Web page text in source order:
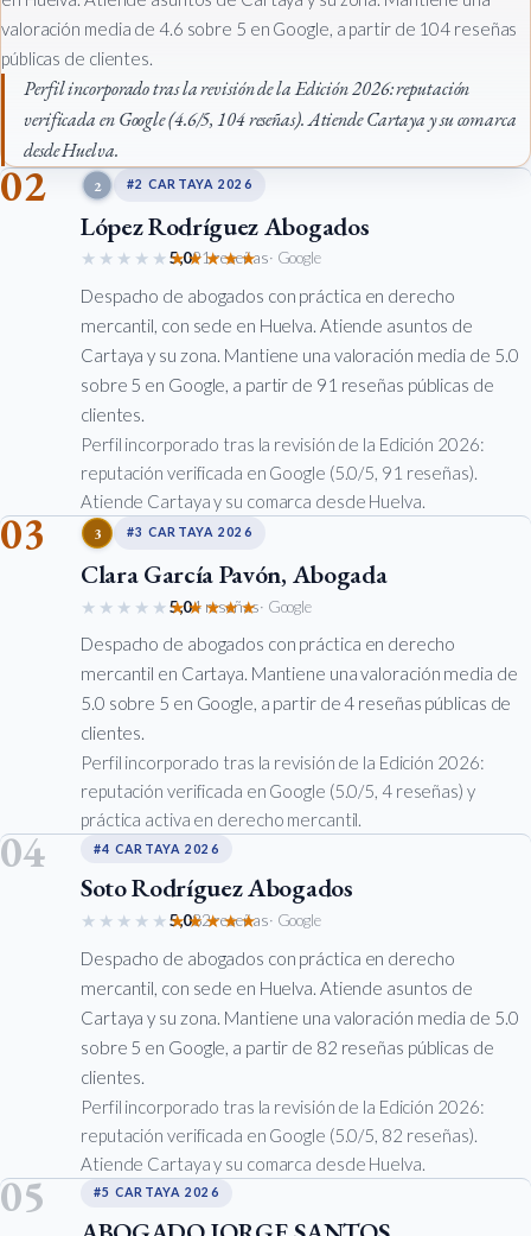
valoración media de 4.6 sobre 5 en Google, a partir de 104 reseñas
públicas de clientes.
Perfil incorporado tras la revisión de la Edición 2026: reputación
verificada en Google (4.6/5, 104 reseñas). Atiende Cartaya y su comarca
desde Huelva.
02 2 #2 CARTAYA 2026
López Rodríguez Abogados
★★★★★★★★★★
5,091 reseñas· Google
Despacho de abogados con práctica en derecho
mercantil, con sede en Huelva. Atiende asuntos de
Cartaya y su zona. Mantiene una valoración media de 5.0
sobre 5 en Google, a partir de 91 reseñas públicas de
clientes.
Perfil incorporado tras la revisión de la Edición 2026:
reputación verificada en Google (5.0/5, 91 reseñas).
Atiende Cartaya y su comarca desde Huelva.
03 3 #3 CARTAYA 2026
Clara García Pavón, Abogada
★★★★★★★★★★
5,04 reseñas· Google
Despacho de abogados con práctica en derecho
mercantil en Cartaya. Mantiene una valoración media de
5.0 sobre 5 en Google, a partir de 4 reseñas públicas de
clientes.
Perfil incorporado tras la revisión de la Edición 2026:
reputación verificada en Google (5.0/5, 4 reseñas) y
práctica activa en derecho mercantil.
04 #4 CARTAYA 2026
Soto Rodríguez Abogados
★★★★★★★★★★
5,082 reseñas· Google
Despacho de abogados con práctica en derecho
mercantil, con sede en Huelva. Atiende asuntos de
Cartaya y su zona. Mantiene una valoración media de 5.0
sobre 5 en Google, a partir de 82 reseñas públicas de
clientes.
Perfil incorporado tras la revisión de la Edición 2026:
reputación verificada en Google (5.0/5, 82 reseñas).
Atiende Cartaya y su comarca desde Huelva.
05 #5 CARTAYA 2026